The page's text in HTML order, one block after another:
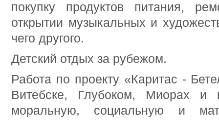
покупку продуктов питания,
открытии музыкальных и
чего другого.
Детский отдых за рубежом.
Работа по проекту «Каритас -
Витебске, Глубоком, Миорах и
моральную, социальную и